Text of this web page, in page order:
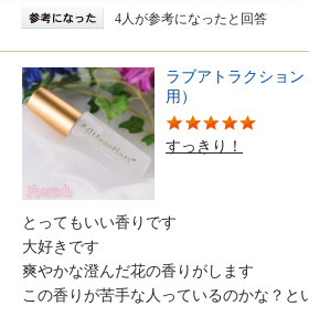
4人が参考になったと回答
ラブアトラクショ
用）
すっきり！
とってもいい香りです
大好きです
爽やかな澄んだ花の香りがします
この香りが苦手な人っているのかな？と